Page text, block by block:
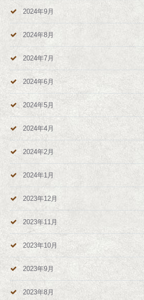
2024年9月
2024年8月
2024年7月
2024年6月
2024年5月
2024年4月
2024年2月
2024年1月
2023年12月
2023年11月
2023年10月
2023年9月
2023年8月